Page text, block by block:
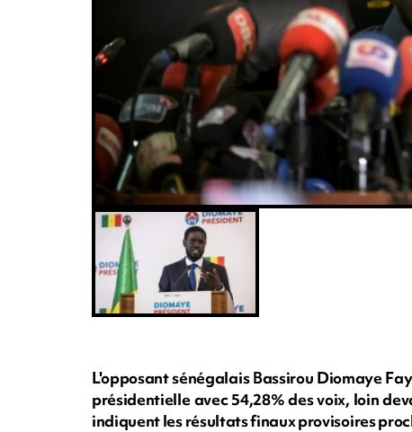
L'opposant sénégalais Bassirou Diomaye
présidentielle avec 54,28% des voix, loin
indiquent les résultats finaux provisoires